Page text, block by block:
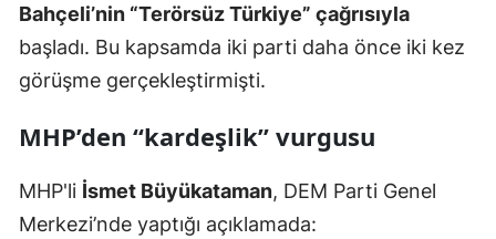
Mersin
İstanbul
Kastamonu
Bahçeli’nin “Terörsüz Türkiye” çağrısıyla
başladı. Bu kapsamda iki parti daha önce iki kez
görüşme gerçekleştirmişti.
MHP’den “kardeşlik” vurgusu
MHP'li İsmet Büyükataman, DEM Parti Genel
Merkezi’nde yaptığı açıklamada: